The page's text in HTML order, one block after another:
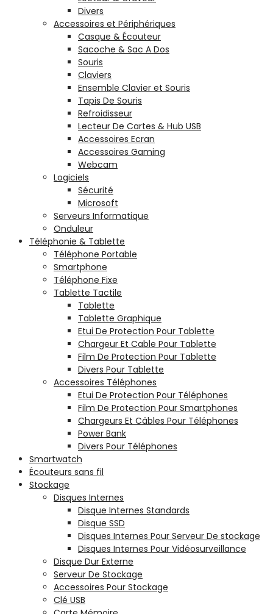
Divers
Accessoires et Périphériques
Casque & Écouteur
Sacoche & Sac A Dos
Souris
Claviers
Ensemble Clavier et Souris
Tapis De Souris
Refroidisseur
Lecteur De Cartes & Hub USB
Accessoires Ecran
Accessoires Gaming
Webcam
Logiciels
Sécurité
Microsoft
Serveurs Informatique
Onduleur
Téléphonie & Tablette
Téléphone Portable
Smartphone
Téléphone Fixe
Tablette Tactile
Tablette
Tablette Graphique
Etui De Protection Pour Tablette
Chargeur Et Cable Pour Tablette
Film De Protection Pour Tablette
Divers Pour Tablette
Accessoires Téléphones
Etui De Protection Pour Téléphones
Film De Protection Pour Smartphones
Chargeurs Et Câbles Pour Téléphones
Power Bank
Divers Pour Téléphones
Smartwatch
Écouteurs sans fil
Stockage
Disques Internes
Disque Internes Standards
Disque SSD
Disques Internes Pour Serveur De stockage
Disques Internes Pour Vidéosurveillance
Disque Dur Externe
Serveur De Stockage
Accessoires Pour Stockage
Clé USB